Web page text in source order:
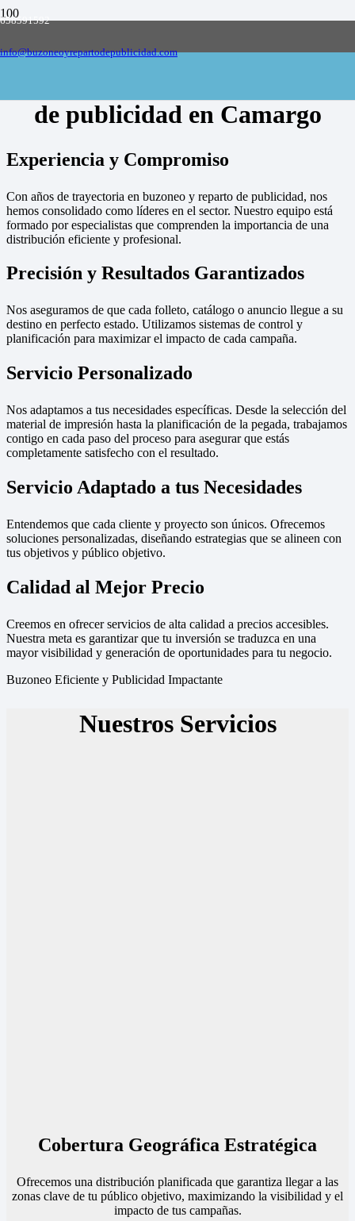
658591592
info@buzoneoyrepartodepublicidad.com
Empresa de buzoneo y reparto de publicidad
de publicidad en Camargo
Experiencia y Compromiso
Con años de trayectoria en buzoneo y reparto de publicidad, nos
hemos consolidado como líderes en el sector. Nuestro equipo está
formado por especialistas que comprenden la importancia de una
distribución eficiente y profesional.
Precisión y Resultados Garantizados
Nos aseguramos de que cada folleto, catálogo o anuncio llegue a su
destino en perfecto estado. Utilizamos sistemas de control y
planificación para maximizar el impacto de cada campaña.
Servicio Personalizado
Nos adaptamos a tus necesidades específicas. Desde la selección del
material de impresión hasta la planificación de la pegada, trabajamos
contigo en cada paso del proceso para asegurar que estás
completamente satisfecho con el resultado.
Servicio Adaptado a tus Necesidades
Entendemos que cada cliente y proyecto son únicos. Ofrecemos
soluciones personalizadas, diseñando estrategias que se alineen con
tus objetivos y público objetivo.
Calidad al Mejor Precio
Creemos en ofrecer servicios de alta calidad a precios accesibles.
Nuestra meta es garantizar que tu inversión se traduzca en una
mayor visibilidad y generación de oportunidades para tu negocio.
Buzoneo Eficiente y Publicidad Impactante
Nuestros Servicios
Cobertura Geográfica Estratégica
Ofrecemos una distribución planificada que garantiza llegar a las
zonas clave de tu público objetivo, maximizando la visibilidad y el
impacto de tus campañas.